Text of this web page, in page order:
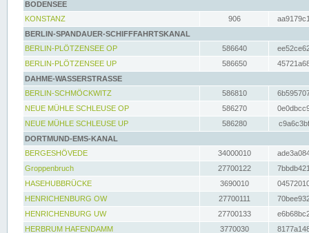
BODENSEE
KONSTANZ
906
BERLIN-SPANDAUER-SCHIFFFAHRTSKANAL
BERLIN-PLÖTZENSEE OP
586640
BERLIN-PLÖTZENSEE UP
586650
DAHME-WASSERSTRASSE
BERLIN-SCHMÖCKWITZ
586810
NEUE MÜHLE SCHLEUSE OP
586270
NEUE MÜHLE SCHLEUSE UP
586280
DORTMUND-EMS-KANAL
BERGESHÖVEDE
34000010
Groppenbruch
27700122
HASEHUBBRÜCKE
3690010
HENRICHENBURG OW
27700111
HENRICHENBURG UW
27700133
HERBRUM HAFENDAMM
3770030